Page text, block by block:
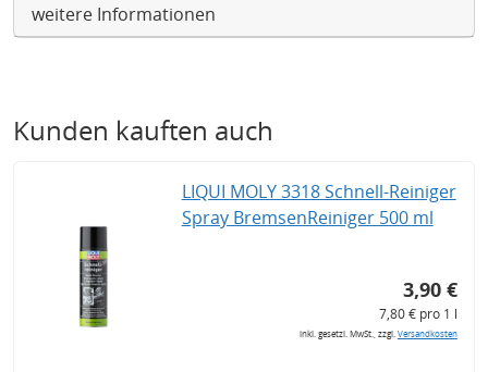
weitere Informationen
Kunden kauften auch
LIQUI MOLY 3318 Schnell-Reiniger
Spray BremsenReiniger 500 ml
3,90 €
7,80 € pro 1 l
inkl. gesetzl. MwSt., zzgl.Versandkosten